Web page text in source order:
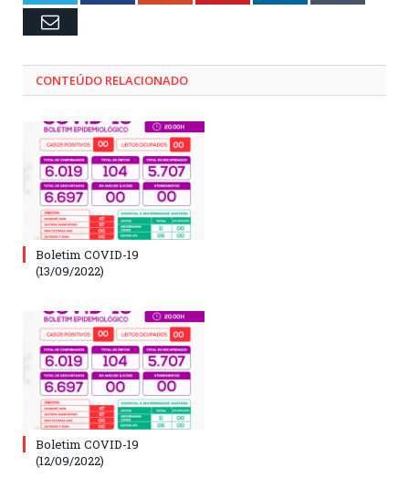
Email
CONTEÚDO RELACIONADO
Boletim COVID-19
(13/09/2022)
Boletim COVID-19
(12/09/2022)